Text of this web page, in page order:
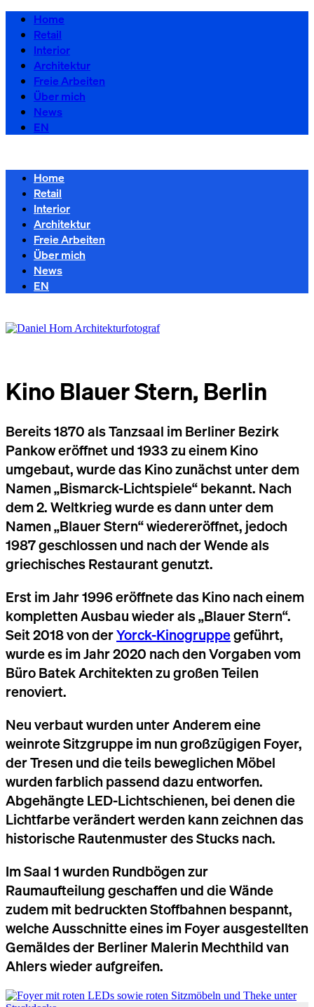
Home
Retail
Interior
Architektur
Freie Arbeiten
Über mich
News
EN
Home
Retail
Interior
Architektur
Freie Arbeiten
Über mich
News
EN
Kino Blauer Stern, Berlin
Bereits 1870 als Tanzsaal im Berliner Bezirk
Pankow eröffnet und 1933 zu einem Kino
umgebaut, wurde das Kino zunächst unter dem
Namen „Bismarck-Lichtspiele“ bekannt. Nach
dem 2. Weltkrieg wurde es dann unter dem
Namen „Blauer Stern“ wiedereröffnet, jedoch
1987 geschlossen und nach der Wende als
griechisches Restaurant genutzt.
Erst im Jahr 1996 eröffnete das Kino nach einem
kompletten Ausbau wieder als„Blauer Stern“.
Seit 2018 von derYorck-Kinogruppegeführt,
wurde es im Jahr 2020 nach den Vorgaben vom
Büro Batek Architekten zu großen Teilen
renoviert.
Neu verbaut wurden unter Anderem eine
weinrote Sitzgruppe im nun großzügigen Foyer,
der Tresen und die teils beweglichen Möbel
wurden farblich passend dazu entworfen.
Abgehängte LED-Lichtschienen, bei denen die
Lichtfarbe verändert werden kann zeichnen das
historische Rautenmuster des Stucks nach.
Im Saal 1 wurden Rundbögen zur
Raumaufteilung geschaffen und die Wände
zudem mit bedruckten Stoffbahnen bespannt,
welche Ausschnitte eines im Foyer ausgestellten
Gemäldes der Berliner Malerin Mechthild van
Ahlers wieder aufgreifen.